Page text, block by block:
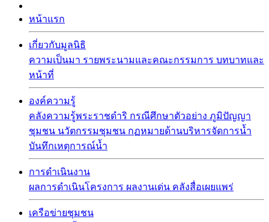
หน้าแรก
เกี่ยวกับมูลนิธิ
ความเป็นมา รายพระนามและคณะกรรมการ บทบาทและ
หน้าที่
องค์ความรู้
คลังความรู้พระราชดำริ กรณีศึกษาตัวอย่าง ภูมิปัญญา
ชุมชน นวัตกรรมชุมชน กฏหมายด้านบริหารจัดการน้ำ
บันทึกเหตุการณ์น้ำ
การดำเนินงาน
ผลการดำเนินโครงการ ผลงานเด่น คลังสื่อเผยแพร่
เครือข่ายชุมชน